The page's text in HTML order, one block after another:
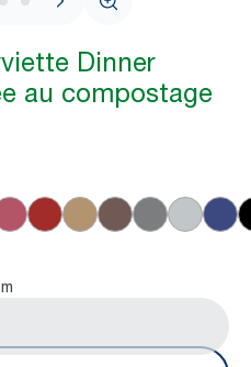
Dinner
au compostage